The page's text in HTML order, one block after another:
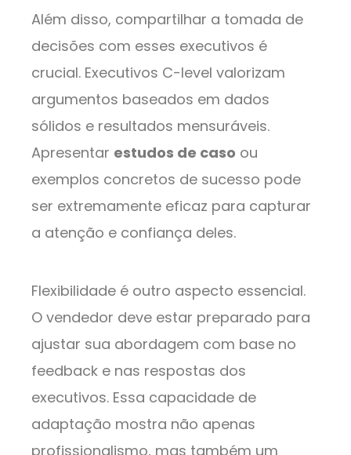
Além disso, compartilhar a tomada de
decisões com esses executivos é
crucial. Executivos C-level valorizam
argumentos baseados em dados
sólidos e resultados mensuráveis.
Apresentar estudos de caso ou
exemplos concretos de sucesso pode
ser extremamente eficaz para capturar
a atenção e confiança deles.
Flexibilidade é outro aspecto essencial.
O vendedor deve estar preparado para
ajustar sua abordagem com base no
feedback e nas respostas dos
executivos. Essa capacidade de
adaptação mostra não apenas
profissionalismo, mas também um